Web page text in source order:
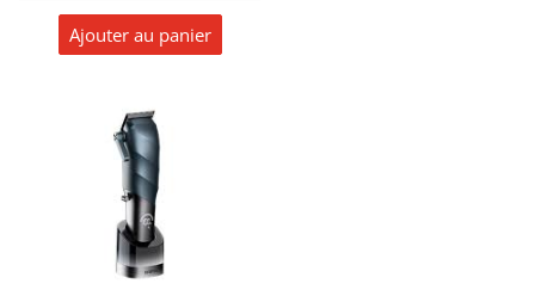
Ajouter au panier